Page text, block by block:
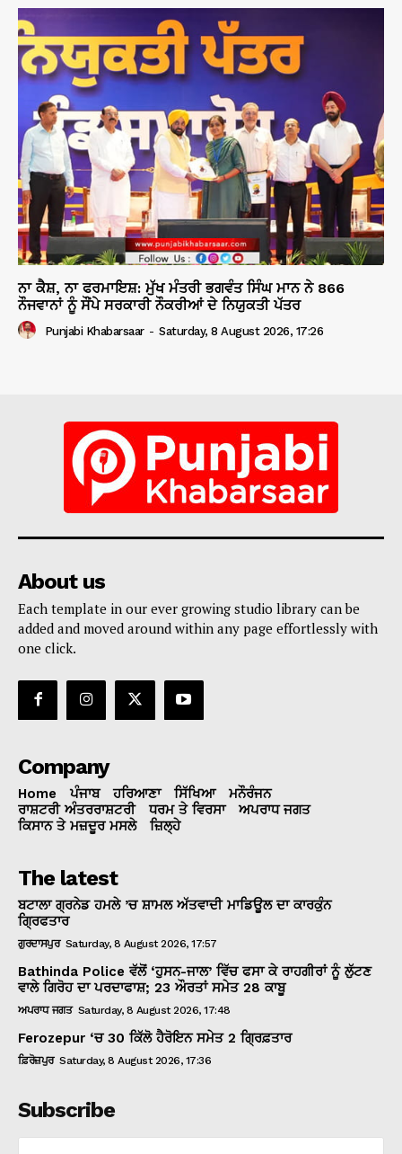
ਨਾ ਕੈਸ਼, ਨਾ ਫਰਮਾਇਸ਼: ਮੁੱਖ ਮੰਤਰੀ ਭਗਵੰਤ ਸਿੰਘ ਮਾਨ ਨੇ 866
ਨੌਜਵਾਨਾਂ ਨੂੰ ਸੌਂਪੇ ਸਰਕਾਰੀ ਨੌਕਰੀਆਂ ਦੇ ਨਿਯੁਕਤੀ ਪੱਤਰ
Punjabi Khabarsaar - Saturday, 8 August 2026, 17:26
About us
Each template in our ever growing studio library can be
added and moved around within any page effortlessly with
one click.
Company
Home ਪੰਜਾਬ ਹਰਿਆਣਾ ਸਿੱਖਿਆ
ਮਨੌਰੰਜਨ
ਰਾਸ਼ਟਰੀ ਅੰਤਰਰਾਸ਼ਟਰੀ
ਧਰਮ ਤੇ ਵਿਰਸਾ
ਅਪਰਾਧ ਜਗਤ
ਕਿਸਾਨ ਤੇ ਮਜ਼ਦੂਰ ਮਸਲੇ
ਜ਼ਿਲ੍ਹੇ
The latest
ਬਟਾਲਾ ਗ੍ਰਨੇਡ ਹਮਲੇ ’ਚ ਸ਼ਾਮਲ ਅੱਤਵਾਦੀ ਮਾਡਿਊਲ ਦਾ ਕਾਰਕੁੰਨ
ਗ੍ਰਿਫਤਾਰ
ਗੁਰਦਾਸਪੁਰ Saturday, 8 August 2026, 17:57
Bathinda Police ਵੱਲੋਂ ‘ਹੁਸਨ-ਜਾਲ’ ਵਿੱਚ ਫਸਾ ਕੇ ਰਾਹਗੀਰਾਂ ਨੂੰ ਲੁੱਟਣ
ਵਾਲੇ ਗਿਰੋਹ ਦਾ ਪਰਦਾਫਾਸ਼; 23 ਔਰਤਾਂ ਸਮੇਤ 28 ਕਾਬੂ
ਅਪਰਾਧ ਜਗਤ Saturday, 8 August 2026, 17:48
Ferozepur ‘ਚ 30 ਕਿੱਲੋ ਹੈਰੋਇਨ ਸਮੇਤ 2 ਗ੍ਰਿਫ਼ਤਾਰ
ਫ਼ਿਰੋਜ਼ਪੁਰ Saturday, 8 August 2026, 17:36
Subscribe